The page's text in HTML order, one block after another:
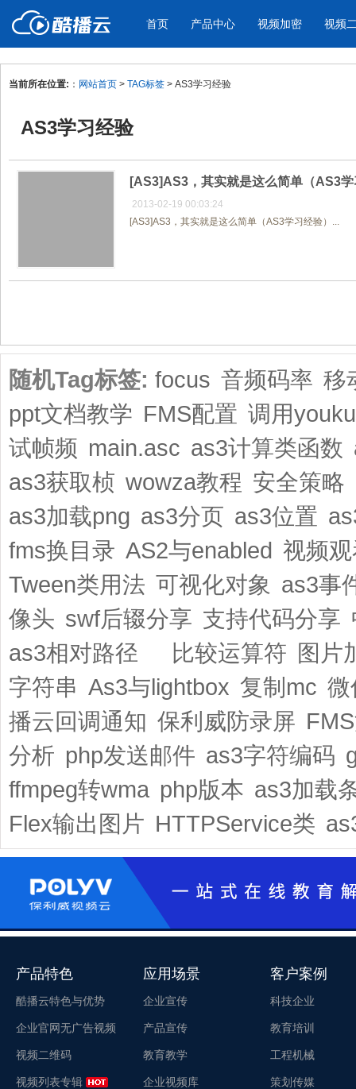
首页 产品中心
产品与新功能
教学课程全终端视频加密
防下载/防盗录/防录屏/防篡改
免费稳定无广
帮助企业视频
视频加密 视频
应用场景
色
内容
当前所在位置: ： 网站首页 > TAG标签 > AS3学习经验
AS3学习经验
[AS3]AS3，其实就是这么简单（AS3
2013-02-19 00:03:24
[AS3]AS3，其实就是这么简单（AS3学习经验）...
随机Tag标签: focus 音频码率 移
ppt文档教学 FMS配置 调用
试帧频 main.asc as3计算类函数
as3获取桢 wowza教程 安全策略
as3加载png as3分页 as3位置
fms换目录 AS2与enabled 视频
Tween类用法 可视化对象 as3事
像头 swf后辍分享 支持代码分享
as3相对路径
比较运算符 图片
字符串 As3与lightbox 复制mc 微
播云回调通知 保利威防录屏
分析 php发送邮件 as3字符编码
ffmpeg转wma php版本 as3加载
Flex输出图片 HTTPService类
产品特色
酷播云特色与优势
企业官网无广告视频
视频二维码
视频列表专辑
应用场景
企业宣传
产品宣传
教育教学
企业视频库
客户案例
科技企业
教育培训
工程机械
策划传媒